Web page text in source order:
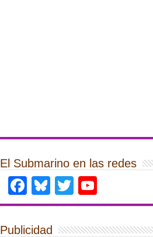
El Submarino en las redes
Facebook
Bluesky
Twitter
Publicidad